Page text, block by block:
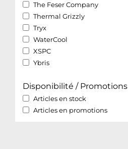
The Feser Company
Thermal Grizzly
Tryx
WaterCool
XSPC
Ybris
Disponibilité / Promotions
Articles en stock
Articles en promotions